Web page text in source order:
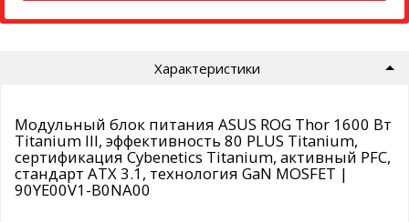
Характеристики
Модульный блок питания ASUS ROG Thor 1600 Вт
Titanium III, эффективность 80 PLUS Titanium,
сертификация Cybenetics Titanium, активный PFC,
стандарт ATX 3.1, технология GaN MOSFET |
90YE00V1-B0NA00